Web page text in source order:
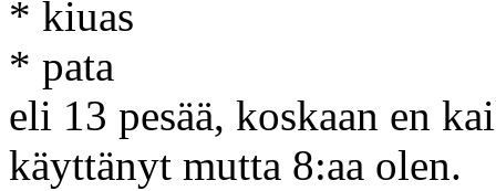
* kiuas
* pata
eli 13 pesää, koskaan en
käyttänyt mutta 8:aa olen.